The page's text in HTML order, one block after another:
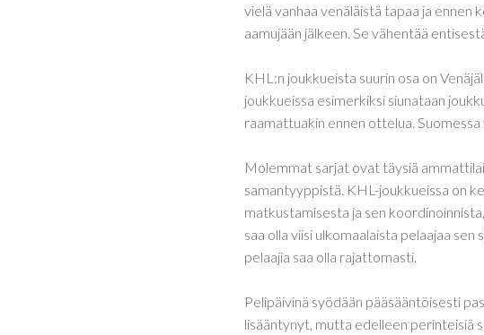
vielä vanhaa venäläistä tapaa ja
aamujään jälkeen. Se vähentää
KHL:n joukkueista suurin osa on
joukkueissa esimerkiksi siunataan
raamattuakin ennen ottelua. Suomessa
Molemmat sarjat ovat täysiä
samantyyppistä. KHL-joukkueissa on
matkustamisesta ja sen
saa olla viisi ulkomaalaista pelaajaa
pelaajia saa olla rajattomasti.
Pelipäivinä syödään pääsääntöisesti
lisääntynyt, mutta edelleen perinteisiä